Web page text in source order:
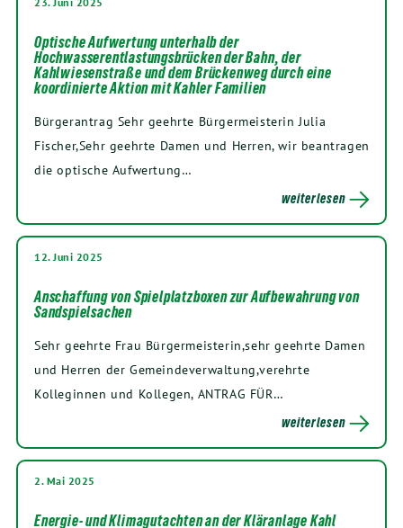
Optische Aufwertung unterhalb der
Hochwasserentlastungsbrücken der Bahn, der
Kahlwiesenstraße und dem Brückenweg durch eine
koordinierte Aktion mit Kahler Familien
Bürgerantrag Sehr geehrte Bürgermeisterin Julia
Fischer,Sehr geehrte Damen und Herren, wir beantragen
die optische Aufwertung…
weiterlesen
12. Juni 2025
Anschaffung von Spielplatzboxen zur Aufbewahrung von
Sandspielsachen
Sehr geehrte Frau Bürgermeisterin,sehr geehrte Damen
und Herren der Gemeindeverwaltung,verehrte
Kolleginnen und Kollegen, ANTRAG FÜR…
weiterlesen
2. Mai 2025
Energie- und Klimagutachten an der Kläranlage Kahl